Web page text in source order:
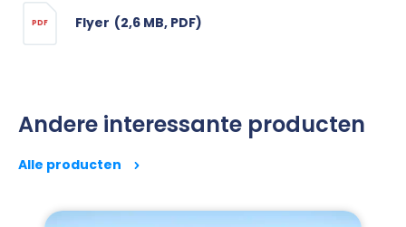
PDF Flyer (2,6 MB, PDF)
Andere interessante producten
Alle producten